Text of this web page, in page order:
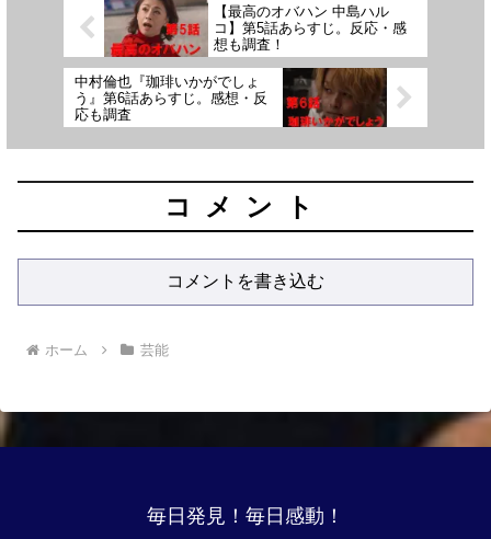
【最高のオバハン 中島ハル
コ】第5話あらすじ。反応・感
想も調査！
中村倫也『珈琲いかがでしょ
う』第6話あらすじ。感想・反
応も調査
コメント
コメントを書き込む
ホーム 芸能
毎日発見！毎日感動！